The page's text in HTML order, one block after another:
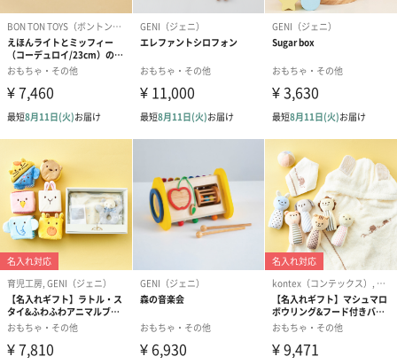
になり、社員が主体的かつ積極的に取り組めるようになったこと
が業績に結びついています。
元々バンダイには、事業領域の拡大とともに新しい組織を生み出
し、それぞれの組織が独自に成長することでグループとして発展
してきた歴史があります。
2018年の分社化とカンパニー制の導入は、バンダイが次のステー
ジへ向かっていることを象徴しています。
世界を“あっ”と言わせる。そのためには、これまでとは異なる、
全く新しいことに取り組んでいかなければなりません。
例えばAI・IoT時代を見越してリアルとデジタルを融合したモノづ
くりに挑む。または、これまで組んだことのないパートナーと協
働する。